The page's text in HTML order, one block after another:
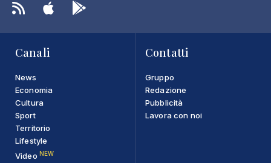
Canali
News
Economia
Cultura
Sport
Territorio
Lifestyle
Video NEW
Contatti
Gruppo
Redazione
Pubblicità
Lavora con noi